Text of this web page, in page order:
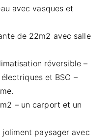
avec vasques et
de 22m2 avec salle
réversible –
et BSO –
– un carport et un
paysager avec